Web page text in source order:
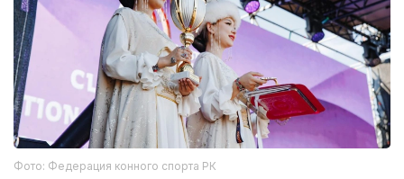
Фото: Федерация конного спорта РК